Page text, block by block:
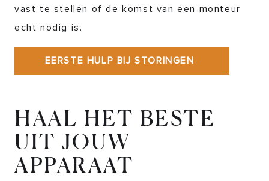
vast te stellen of de komst van een monteur
echt nodig is.
EERSTE HULP BIJ STORINGEN
HAAL HET BESTE
UIT JOUW
APPARAAT